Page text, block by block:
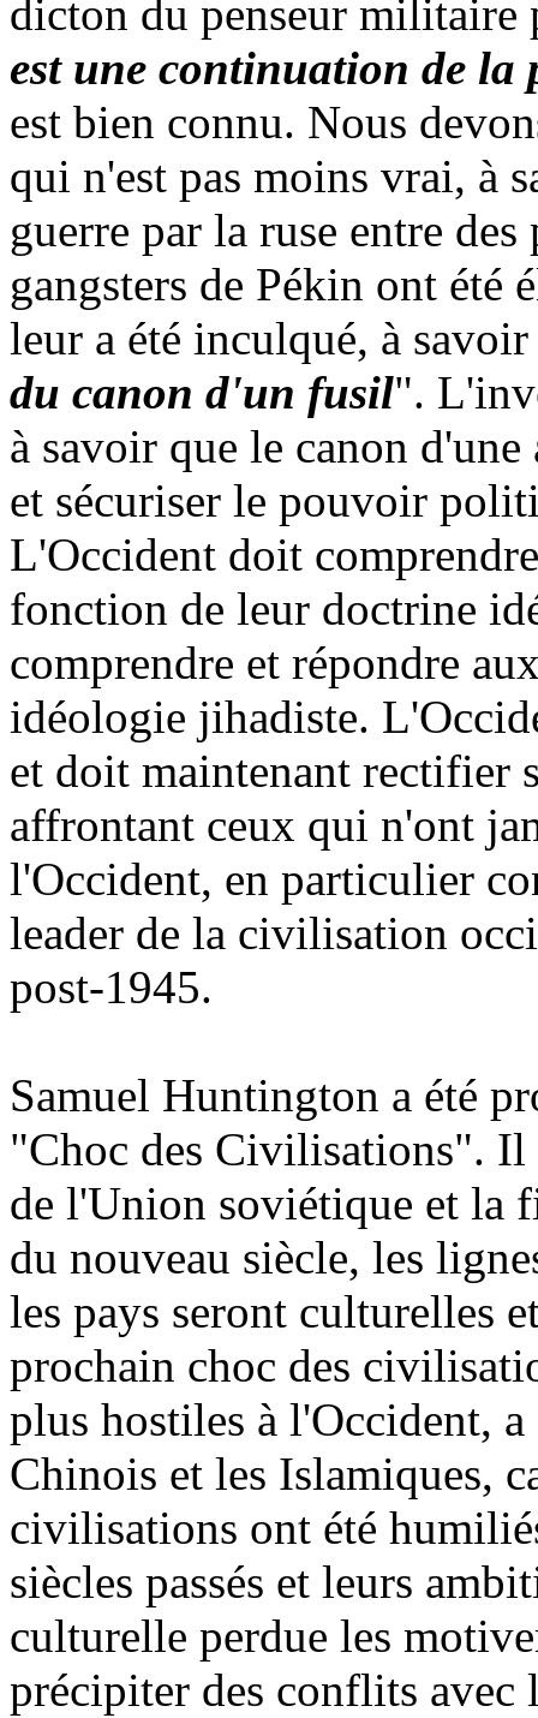
dicton du penseur militaire
est une continuation de la
est bien connu. Nous
qui n'est pas moins vrai, à
guerre par la ruse entre
gangsters de Pékin ont été
leur a été inculqué, à
du canon d'un fusil".
à savoir que le canon
et sécuriser le pouvoir
L'Occident doit
fonction de leur doctrine
comprendre et répondre
idéologie jihadiste.
et doit maintenant rectifier
affrontant ceux qui n'ont
l'Occident, en particulier
leader de la civilisation
post-1945.
Samuel Huntington a été
"Choc des Civilisations". Il
de l'Union soviétique et la
du nouveau siècle, les
les pays seront culturelles
prochain choc des
plus hostiles à l'Occident,
Chinois et les Islamiques,
civilisations ont été
siècles passés et leurs
culturelle perdue les
précipiter des conflits avec